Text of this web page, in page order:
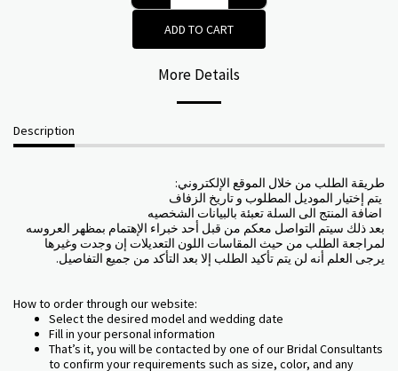
ADD TO CART
More Details
Description
:طريقة الطلب من خلال الموقع الإلكتروني
بعد ذلك سيتم التواصل معكم من قبل أحد خبراء الإهتمام بمظهر العروسه
لمراجعة الطلب من حيث المقاسات اللون التعديلات إن وجدت وغيرها
.يرجى العلم أنه لن يتم تأكيد الطلب إلا بعد التأكد من جميع التفاصيل
How to order through our website:
Select the desired model and wedding date
Fill in your personal information
That’s it, you will be contacted by one of our Bridal Consultants
to confirm your requirements such as size, color, and any